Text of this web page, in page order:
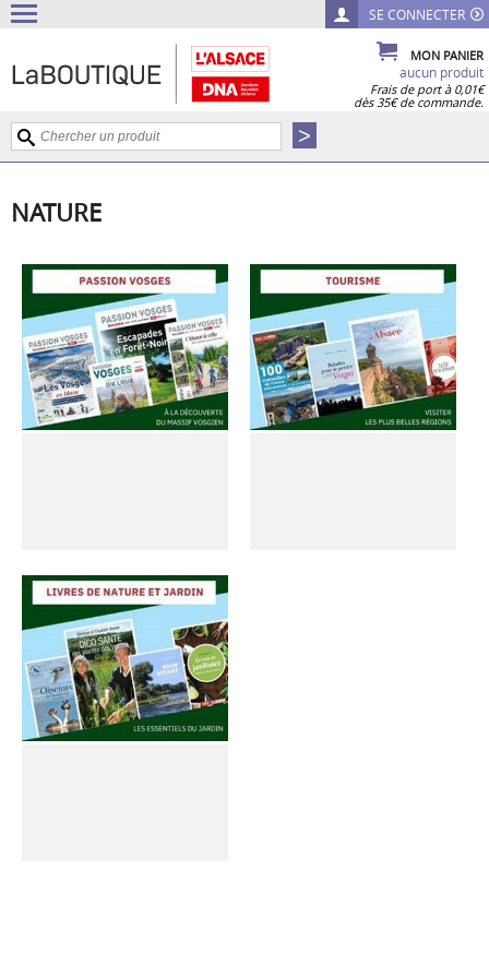
SE CONNECTER
MON PANIER
aucun produit
Frais de port à 0,01€
dès 35€ de commande.
NATURE